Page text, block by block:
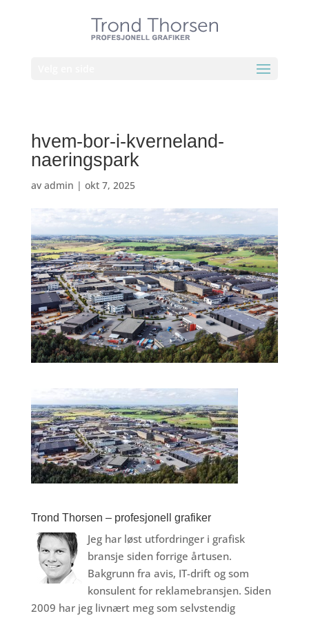
hvem-bor-i-kverneland-
naeringspark
av admin | okt 7, 2025
Trond Thorsen – profesjonell grafiker
Jeg har løst utfordringer i grafisk
bransje siden forrige årtusen.
Bakgrunn fra avis, IT-drift og som
konsulent for reklamebransjen. Siden
2009 har jeg livnært meg som selvstendig